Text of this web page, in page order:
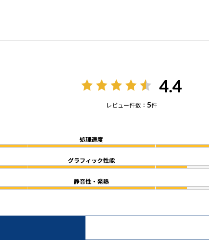
4.4
レビュー件数： 5件
処理速度
グラフィック性能
静音性・発熱